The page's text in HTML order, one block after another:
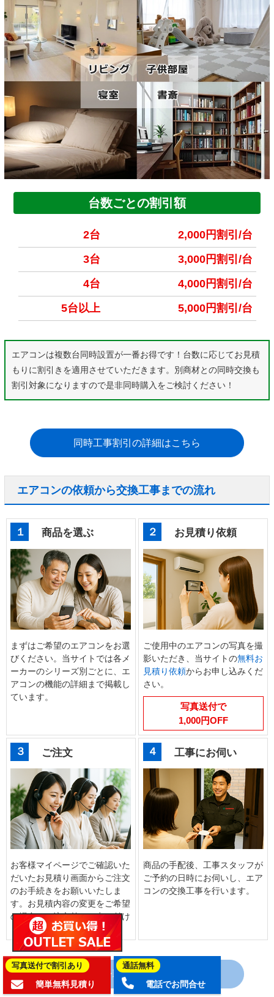
台数ごとの割引額
2台
2,000円割引/台
3台
3,000円割引/台
4台
4,000円割引/台
5台以上
5,000円割引/台
エアコンは複数台同時設置が一番お得です！台数に応じてお見積
もりに割引きを適用させていただきます。別商材との同時交換も
割引対象になりますので是非同時購入をご検討ください！
同時工事割引の詳細はこちら
エアコンの依頼から交換工事までの流れ
１ 商品を選ぶ
まずはご希望のエアコンをお選
びください。当サイトでは各メ
ーカーのシリーズ別ごとに、エ
アコンの機能の詳細まで掲載し
ています。
２ お見積り依頼
ご使用中のエアコンの写真を撮
影いただき、当サイトの無料お
見積り依頼からお申し込みくだ
さい。
写真送付で
1,000円OFF
３ ご注文
お客様マイページでご確認いた
だいたお見積り画面からご注文
のお手続きをお願いいたしま
す。お見積内容の変更をご希望
の場合はご注文前にお申し付け
ください。
４ 工事にお伺い
商品の手配後、工事スタッフが
ご予約の日時にお伺いし、エア
コンの交換工事を行います。
エアコン取付工事までの流れ
写真送付で割引あり
簡単無料見積り
通話無料
電話でお問合せ